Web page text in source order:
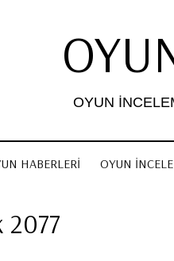
OYUN
HABERLERI OYUN
2077